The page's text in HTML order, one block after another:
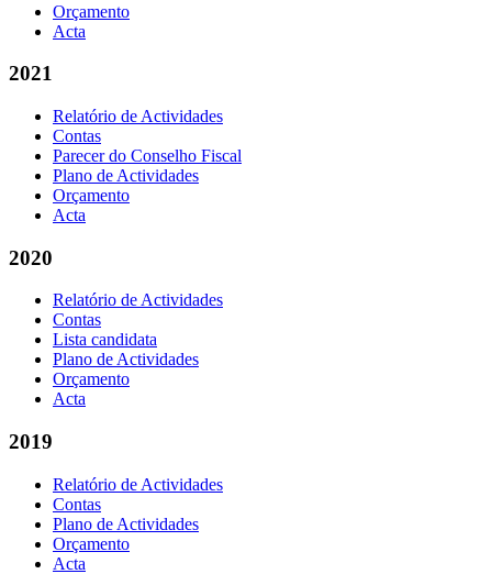
Orçamento
Acta
2021
Relatório de Actividades
Contas
Parecer do Conselho Fiscal
Plano de Actividades
Orçamento
Acta
2020
Relatório de Actividades
Contas
Lista candidata
Plano de Actividades
Orçamento
Acta
2019
Relatório de Actividades
Contas
Plano de Actividades
Orçamento
Acta